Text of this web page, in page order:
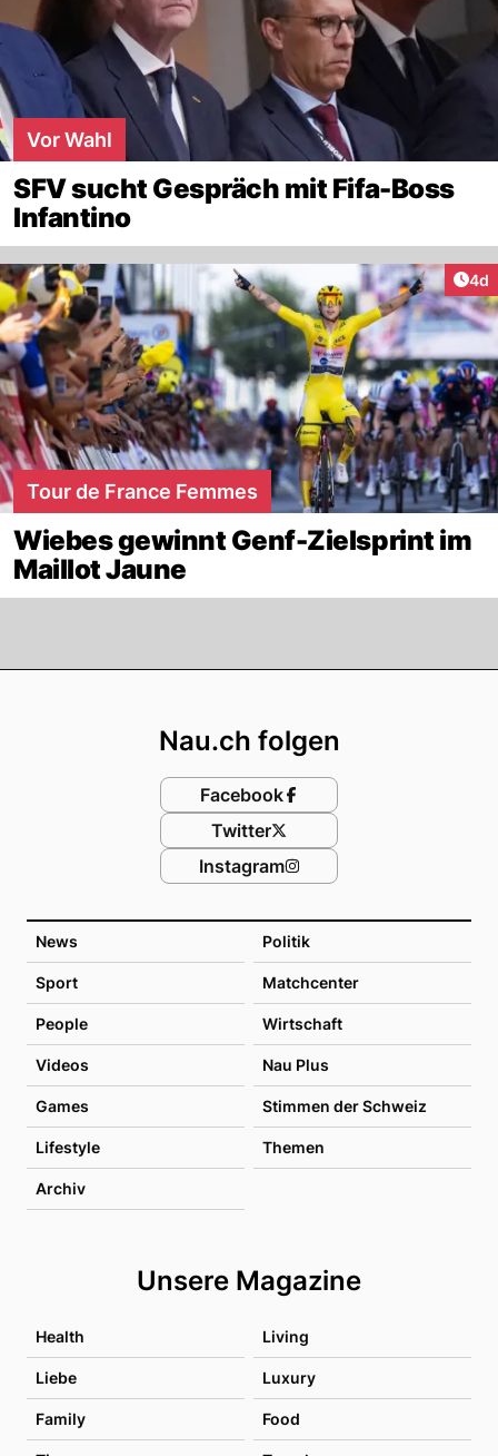
Vor Wahl
SFV sucht Gespräch mit Fifa-Boss
Infantino
4d
Tour de France Femmes
Wiebes gewinnt Genf-Zielsprint im
Maillot Jaune
News Politik
Sport Matchcenter
People Wirtschaft
Videos Nau Plus
Games Stimmen der Schweiz
Lifestyle Themen
Archiv
Unsere Magazine
Health Living
Liebe Luxury
Family Food
Nau.ch folgen
Facebook
Twitter
Instagram